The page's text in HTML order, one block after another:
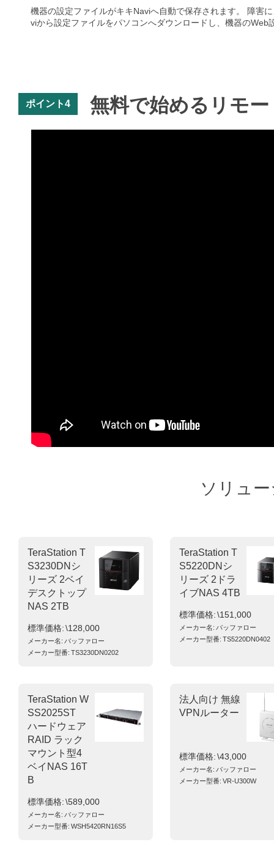
機器の設定ファイルがキキNaviへ自動で保存されます。 障害
viから設定ファイルをパソコンへダウンロードし、機器のWeb
ポイント4 無料で始めるリモ
ソリュ
TeraStation T
S3230DNシ
リーズ 2ベイ
デスクトップ
NAS 2TB
標準価格 \128,000
メーカー名 バッファロー
メーカー型番 TS3230DN0202
TeraStation T
S5220DNシ
リーズ 2ドラ
イブNAS 4TB
標準価格 \151,000
メーカー名 バッファロー
メーカー型番 TS5220DN0402
TeraStation W
SS2025ST
ハードウェア
RAID ラック
マウント型4
ベイNAS 16T
B
標準価格 \589,000
メーカー名 バッファロー
メーカー型番 WSH5420RN16S5
法人向け 無線
VPNルーター
標準価格 \43,000
メーカー名 バッファロー
メーカー型番 VR-U300W